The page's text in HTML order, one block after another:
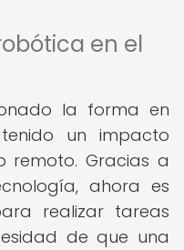
en el
la forma en
un impacto
remoto. Gracias a
ahora es
realizar tareas
de que una